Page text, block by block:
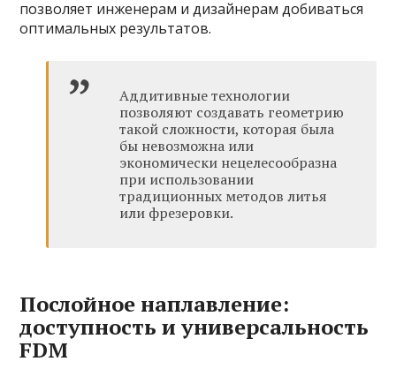
позволяет инженерам и дизайнерам добиваться
оптимальных результатов.
Аддитивные технологии
позволяют создавать геометрию
такой сложности, которая была
бы невозможна или
экономически нецелесообразна
при использовании
традиционных методов литья
или фрезеровки.
Послойное наплавление:
доступность и универсальность
FDM